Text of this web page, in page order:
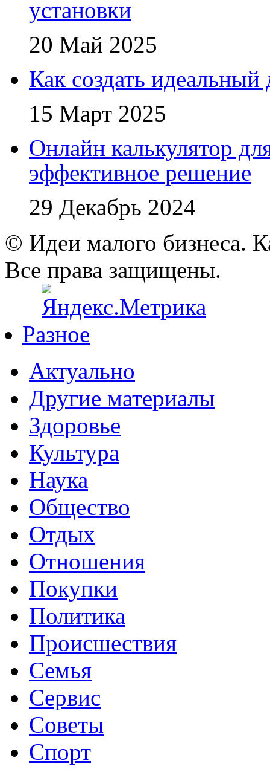
установки
20 Май 2025
Как создать
15 Март 2025
Онлайн калькулятор
эффективное решение
29 Декабрь 2024
© Идеи малого бизнеса.
Все права защищены.
Разное
Актуально
Другие материалы
Здоровье
Культура
Наука
Общество
Отдых
Отношения
Покупки
Политика
Происшествия
Семья
Сервис
Советы
Спорт